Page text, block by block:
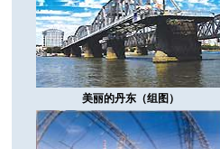
美丽的丹东（组图）